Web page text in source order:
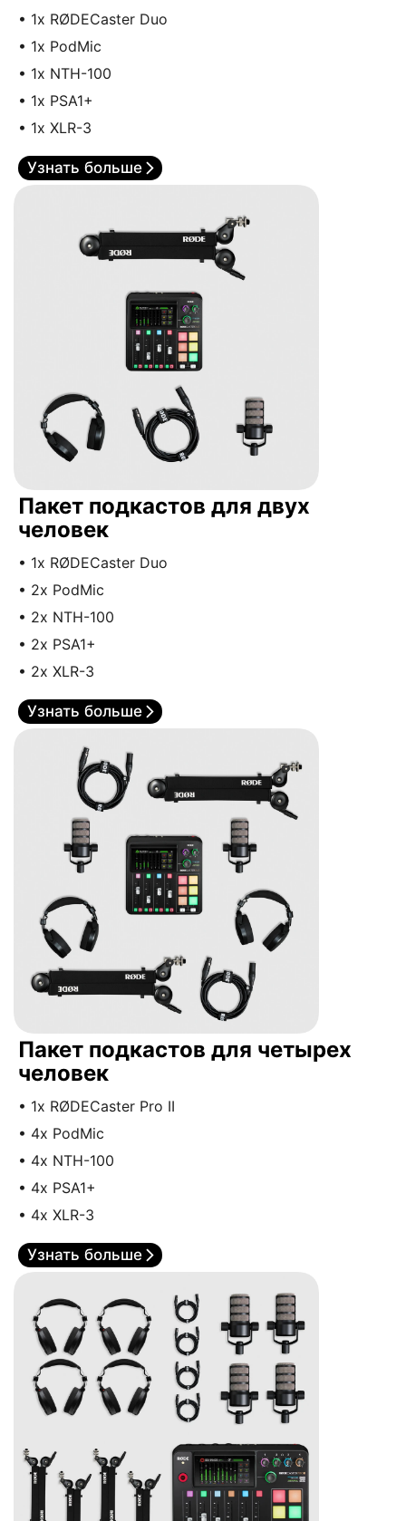
Представляем RØDECaster Video S
• 1x RØDECaster Duo
• 1x PodMic
• 1x NTH-100
• 1x PSA1+
• 1x XLR-3
Узнать больше
Пакет подкастов для двух
человек
• 1x RØDECaster Duo
• 2x PodMic
• 2x NTH-100
• 2x PSA1+
• 2x XLR-3
Узнать больше
Пакет подкастов для четырех
человек
• 1x RØDECaster Pro II
• 4x PodMic
• 4x NTH-100
• 4x PSA1+
• 4x XLR-3
Узнать больше